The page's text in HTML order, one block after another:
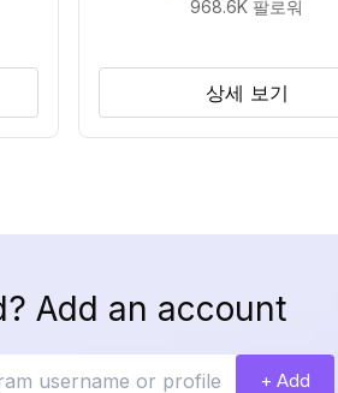
968.6K 팔로워
상세 보기
Add an account
+ Add